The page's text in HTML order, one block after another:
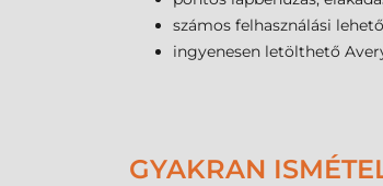
számos felhasználási
ingyenesen letölthető
GYAKRAN